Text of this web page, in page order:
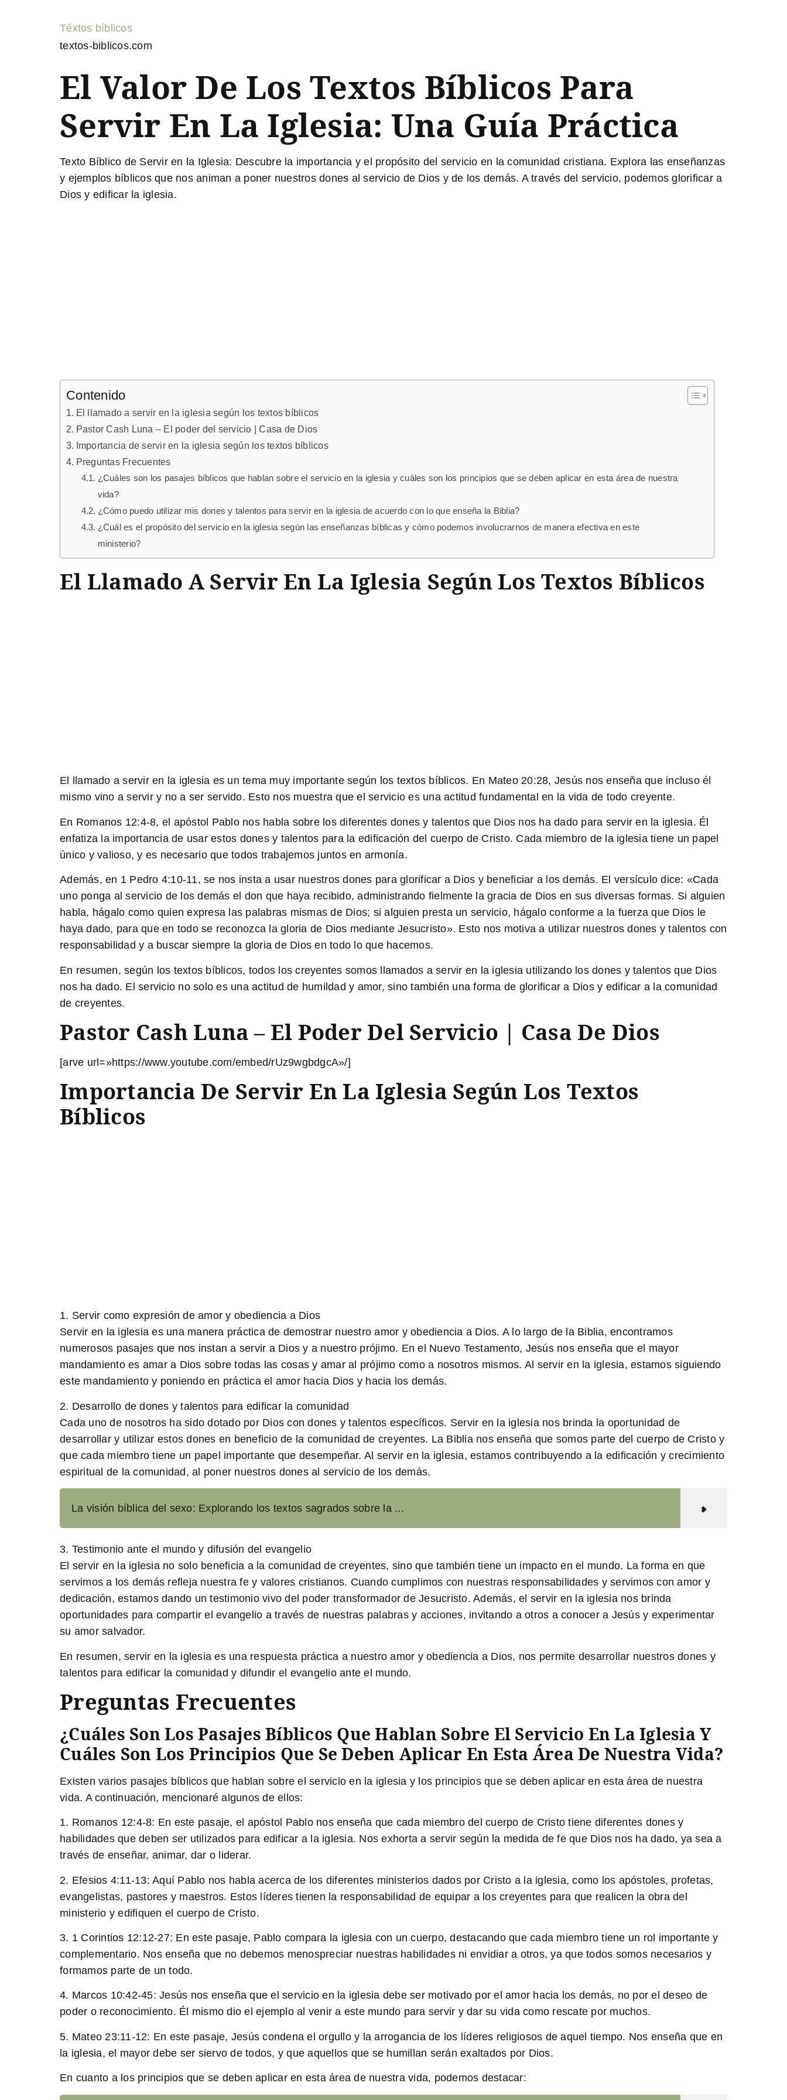
Téxtos bíblicos
textos-biblicos.com
El Valor De Los Textos Bíblicos Para
Servir En La Iglesia: Una Guía Práctica
Texto Bíblico de Servir en la Iglesia: Descubre la importancia y el propósito del servicio en la comunidad cristiana. Explora las enseñanzas
y ejemplos bíblicos que nos animan a poner nuestros dones al servicio de Dios y de los demás. A través del servicio, podemos glorificar a
Dios y edificar la iglesia.
Contenido
El llamado a servir en la iglesia según los textos bíblicos
Pastor Cash Luna – El poder del servicio | Casa de Dios
Importancia de servir en la iglesia según los textos bíblicos
Preguntas Frecuentes
¿Cuáles son los pasajes bíblicos que hablan sobre el servicio en la iglesia y cuáles son los principios que se deben aplicar en esta área de nuestra
vida?
¿Cómo puedo utilizar mis dones y talentos para servir en la iglesia de acuerdo con lo que enseña la Biblia?
¿Cuál es el propósito del servicio en la iglesia según las enseñanzas bíblicas y cómo podemos involucrarnos de manera efectiva en este
ministerio?
El Llamado A Servir En La Iglesia Según Los Textos Bíblicos
El llamado a servir en la iglesia es un tema muy importante según los textos bíblicos. En Mateo 20:28, Jesús nos enseña que incluso él
mismo vino a servir y no a ser servido. Esto nos muestra que el servicio es una actitud fundamental en la vida de todo creyente.
En Romanos 12:4-8, el apóstol Pablo nos habla sobre los diferentes dones y talentos que Dios nos ha dado para servir en la iglesia. Él
enfatiza la importancia de usar estos dones y talentos para la edificación del cuerpo de Cristo. Cada miembro de la iglesia tiene un papel
único y valioso, y es necesario que todos trabajemos juntos en armonía.
Además, en 1 Pedro 4:10-11, se nos insta a usar nuestros dones para glorificar a Dios y beneficiar a los demás. El versículo dice: «Cada
uno ponga al servicio de los demás el don que haya recibido, administrando fielmente la gracia de Dios en sus diversas formas. Si alguien
habla, hágalo como quien expresa las palabras mismas de Dios; si alguien presta un servicio, hágalo conforme a la fuerza que Dios le
haya dado, para que en todo se reconozca la gloria de Dios mediante Jesucristo». Esto nos motiva a utilizar nuestros dones y talentos con
responsabilidad y a buscar siempre la gloria de Dios en todo lo que hacemos.
En resumen, según los textos bíblicos, todos los creyentes somos llamados a servir en la iglesia utilizando los dones y talentos que Dios
nos ha dado. El servicio no solo es una actitud de humildad y amor, sino también una forma de glorificar a Dios y edificar a la comunidad
de creyentes.
Pastor Cash Luna – El Poder Del Servicio | Casa De Dios
[arve url=»https://www.youtube.com/embed/rUz9wgbdgcA»/]
Importancia De Servir En La Iglesia Según Los Textos
Bíblicos
1. Servir como expresión de amor y obediencia a Dios
Servir en la iglesia es una manera práctica de demostrar nuestro amor y obediencia a Dios. A lo largo de la Biblia, encontramos
numerosos pasajes que nos instan a servir a Dios y a nuestro prójimo. En el Nuevo Testamento, Jesús nos enseña que el mayor
mandamiento es amar a Dios sobre todas las cosas y amar al prójimo como a nosotros mismos. Al servir en la iglesia, estamos siguiendo
este mandamiento y poniendo en práctica el amor hacia Dios y hacia los demás.
2. Desarrollo de dones y talentos para edificar la comunidad
Cada uno de nosotros ha sido dotado por Dios con dones y talentos específicos. Servir en la iglesia nos brinda la oportunidad de
desarrollar y utilizar estos dones en beneficio de la comunidad de creyentes. La Biblia nos enseña que somos parte del cuerpo de Cristo y
que cada miembro tiene un papel importante que desempeñar. Al servir en la iglesia, estamos contribuyendo a la edificación y crecimiento
espiritual de la comunidad, al poner nuestros dones al servicio de los demás.
La visión bíblica del sexo: Explorando los textos sagrados sobre la ...
3. Testimonio ante el mundo y difusión del evangelio
El servir en la iglesia no solo beneficia a la comunidad de creyentes, sino que también tiene un impacto en el mundo. La forma en que
servimos a los demás refleja nuestra fe y valores cristianos. Cuando cumplimos con nuestras responsabilidades y servimos con amor y
dedicación, estamos dando un testimonio vivo del poder transformador de Jesucristo. Además, el servir en la iglesia nos brinda
oportunidades para compartir el evangelio a través de nuestras palabras y acciones, invitando a otros a conocer a Jesús y experimentar
su amor salvador.
En resumen, servir en la iglesia es una respuesta práctica a nuestro amor y obediencia a Dios, nos permite desarrollar nuestros dones y
talentos para edificar la comunidad y difundir el evangelio ante el mundo.
Preguntas Frecuentes
¿Cuáles Son Los Pasajes Bíblicos Que Hablan Sobre El Servicio En La Iglesia Y
Cuáles Son Los Principios Que Se Deben Aplicar En Esta Área De Nuestra Vida?
Existen varios pasajes bíblicos que hablan sobre el servicio en la iglesia y los principios que se deben aplicar en esta área de nuestra
vida. A continuación, mencionaré algunos de ellos:
1. Romanos 12:4-8: En este pasaje, el apóstol Pablo nos enseña que cada miembro del cuerpo de Cristo tiene diferentes dones y
habilidades que deben ser utilizados para edificar a la iglesia. Nos exhorta a servir según la medida de fe que Dios nos ha dado, ya sea a
través de enseñar, animar, dar o liderar.
2. Efesios 4:11-13: Aquí Pablo nos habla acerca de los diferentes ministerios dados por Cristo a la iglesia, como los apóstoles, profetas,
evangelistas, pastores y maestros. Estos líderes tienen la responsabilidad de equipar a los creyentes para que realicen la obra del
ministerio y edifiquen el cuerpo de Cristo.
3. 1 Corintios 12:12-27: En este pasaje, Pablo compara la iglesia con un cuerpo, destacando que cada miembro tiene un rol importante y
complementario. Nos enseña que no debemos menospreciar nuestras habilidades ni envidiar a otros, ya que todos somos necesarios y
formamos parte de un todo.
4. Marcos 10:42-45: Jesús nos enseña que el servicio en la iglesia debe ser motivado por el amor hacia los demás, no por el deseo de
poder o reconocimiento. Él mismo dio el ejemplo al venir a este mundo para servir y dar su vida como rescate por muchos.
5. Mateo 23:11-12: En este pasaje, Jesús condena el orgullo y la arrogancia de los líderes religiosos de aquel tiempo. Nos enseña que en
la iglesia, el mayor debe ser siervo de todos, y que aquellos que se humillan serán exaltados por Dios.
En cuanto a los principios que se deben aplicar en esta área de nuestra vida, podemos destacar: